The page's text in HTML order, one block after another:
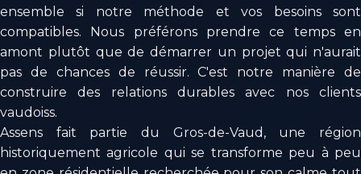
ensemble si notre méthode et vos besoins sont
compatibles. Nous préférons prendre ce temps en
amont plutôt que de démarrer un projet qui n'aurait
pas de chances de réussir. C'est notre manière de
construire des relations durables avec nos clients
vaudoiss.
Assens fait partie du Gros-de-Vaud, une région
historiquement agricole qui se transforme peu à peu